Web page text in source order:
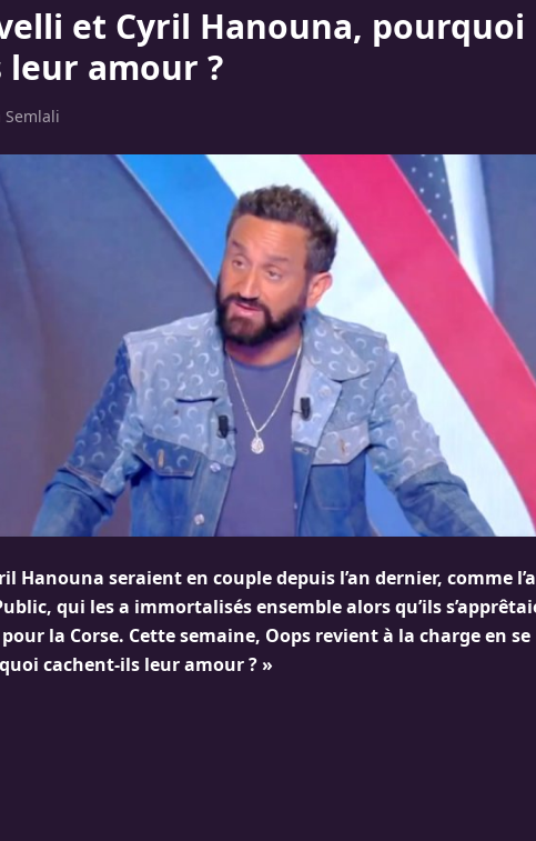
et Cyril Hanouna, pourquoi
leur amour ?
Semlali
Hanouna seraient en couple depuis l’an dernier, comme l’a
qui les a immortalisés ensemble alors qu’ils
la Corse. Cette semaine, Oops revient à la charge en se
cachent-ils leur amour ? »